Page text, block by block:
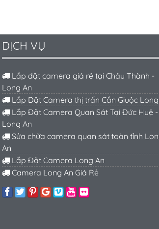
DỊCH VỤ
Lắp đặt camera giá rẻ tại Châu Thành -
Long An
Lắp Đặt Camera thị trấn Cần Giuộc Long
Lắp Đặt Camera Quan Sát Tại Đức Huệ -
Long An
Sửa chữa camera quan sát toàn tỉnh
An
Lắp Đặt Camera Long An
Camera Long An Giá Rẻ